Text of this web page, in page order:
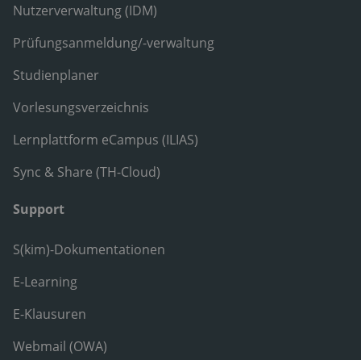
Nutzerverwaltung (IDM)
Prüfungsanmeldung/-verwaltung
Studienplaner
Vorlesungsverzeichnis
Lernplattform eCampus (ILIAS)
Sync & Share (TH-Cloud)
Support
S(kim)-Dokumentationen
E-Learning
E-Klausuren
Webmail (OWA)